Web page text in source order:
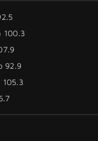
100.3
92.9